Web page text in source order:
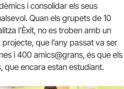
i consolidar els seus
Quan els grupets de 10
l’Èxit, no es troben amb un
que l’any passat va ser
i 400 amics@grans, és que els
que encara estan estudiant.